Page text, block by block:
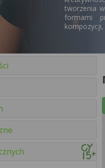
tworzenia
formami